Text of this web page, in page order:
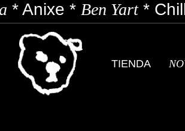
*Anixe*Ben Yart*Chill
TIENDA